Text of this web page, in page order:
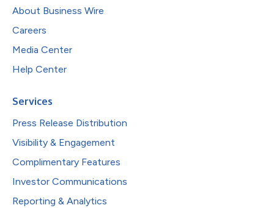
About Business Wire
Careers
Media Center
Help Center
Services
Press Release Distribution
Visibility & Engagement
Complimentary Features
Investor Communications
Reporting & Analytics